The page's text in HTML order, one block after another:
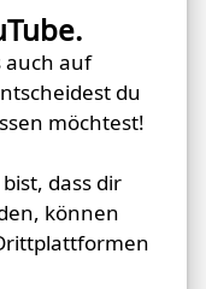
auch auf
du
möchtest!
dass dir
können